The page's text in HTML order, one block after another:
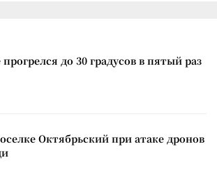
до 30 градусов в пятый раз
Октябрьский при атаке дронов